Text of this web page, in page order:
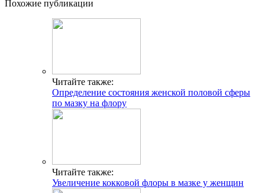
Похожие публикации
Читайте также:
Определение состояния женской половой сферы
по мазку на флору
Читайте также:
Увеличение кокковой флоры в мазке у женщин